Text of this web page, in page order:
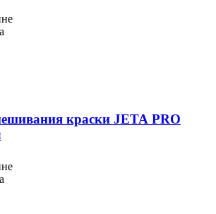
краски JETA PRO